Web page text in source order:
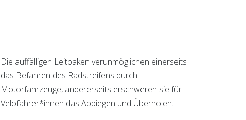
Die auffälligen Leitbaken verunmöglichen einerseits
das Befahren des Radstreifens durch
Motorfahrzeuge, andererseits erschweren sie für
Velofahrer*innen das Abbiegen und Überholen.